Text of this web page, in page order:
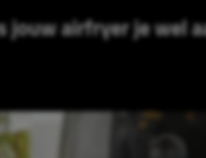
jouw airfryer je wel